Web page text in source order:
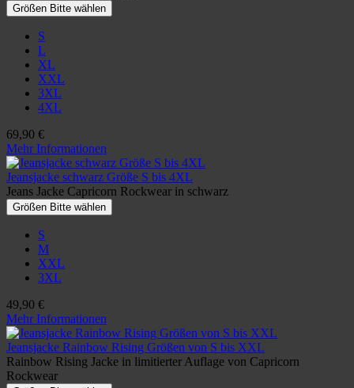
Größen Bitte wählen
S
L
XL
XXL
3XL
4XL
69,90 €
Mehr Informationen
Jeansjacke schwarz Größe S bis 4XL
Jeans Jacke Capricorn Rockwear in schwarz
Größen Bitte wählen
S
M
XXL
3XL
49,90 €
Mehr Informationen
Jeansjacke Rainbow Rising Größen von S bis XXL
Rainbow Rising Jacke in limitierter Auflage von Capricorn
Rockwear